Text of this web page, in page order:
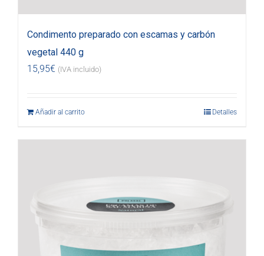
Condimento preparado con escamas y carbón
vegetal 440 g
15,95€ (IVA incluido)
Añadir al carrito Detalles